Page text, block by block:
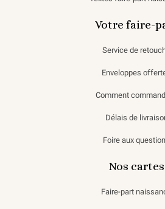
Votre faire-
Service de
Enveloppes
Comment
Délais de
Foire aux
Nos cartes
Faire-part